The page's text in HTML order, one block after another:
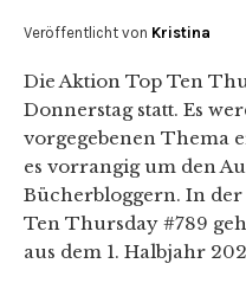
Veröffentlicht von Kristina
Die Aktion Top Ten
Donnerstag statt. Es
vorgegebenen Thema
es vorrangig um den
Bücherbloggern. In der
Ten Thursday #789
aus dem 1. Halbjahr